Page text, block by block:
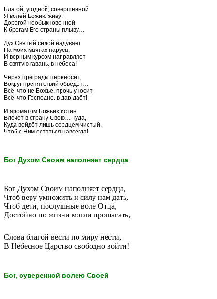
Благой, угодной, совершенной
Я волей Божию живу!
Дорогой необыкновенной
К брегам Его страны плыву…
Дух Святый силой надувает
На моих мачтах паруса,
И верным курсом направляет
В святую гавань, в небеса!
Через преграды переносит,
Вокруг препятствий обведёт…
Всё, что не Божье, прочь уносит,
Всё, что Господне, в дар даёт!
И ароматом Божьих истин
Влечёт в страну Свою… Туда,
Куда войдёт лишь сердцем чистый,
Чтоб с Ним остаться навсегда!
Бог Духом Своим наполняет сердца
Бог Духом Своим наполняет сердца,
Чтоб веру умножить и силу нам дать,
Чтоб дети, послушные воле Отца,
Достойно по жизни могли прошагать,
Слова благой вести по миру нести,
В Небесное Царство свободно войти!
Бог, суверенной волею Своей